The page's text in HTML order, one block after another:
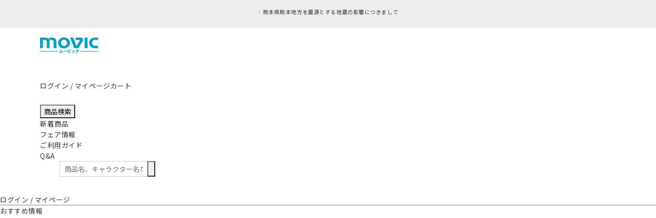
熊本県熊本地方を震源とする地震の影響につきまして
ログイン / マイページカート
商品検索
新着商品
フェア情報
ご利用ガイド
Q&A
ログイン / マイページ
おすすめ情報